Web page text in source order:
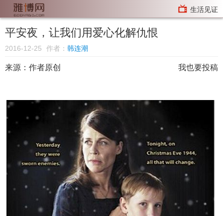
生活见证
平安夜，让我们用爱心化解仇恨
2016-12-25 作者： 韩连潮
来源： 作者原创 我也要投稿